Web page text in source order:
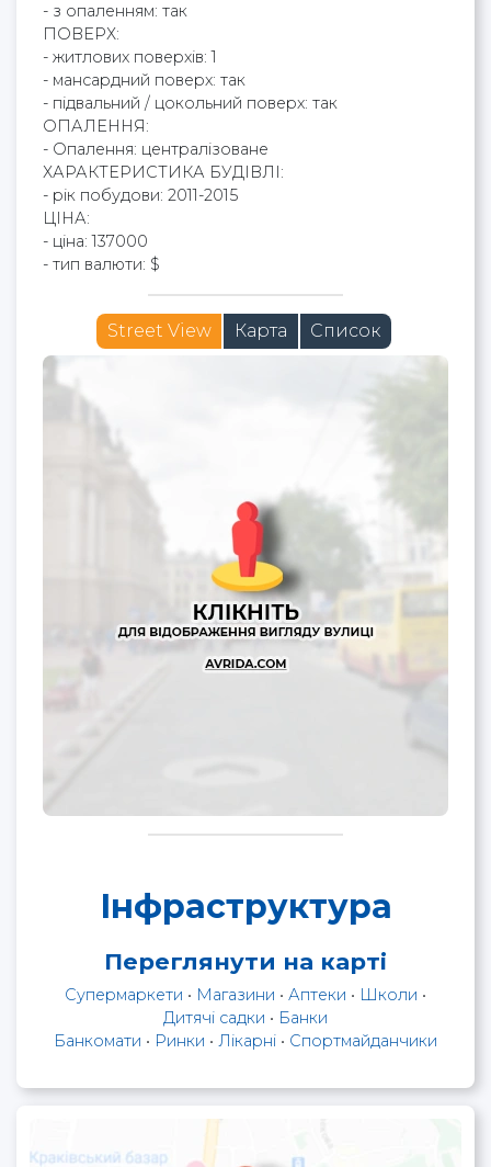
- з опаленням: так
ПОВЕРХ:
- житлових поверхів: 1
- мансардний поверх: так
- підвальний / цокольний поверх: так
ОПАЛЕННЯ:
- Опалення: централізоване
ХАРАКТЕРИСТИКА БУДІВЛІ:
- рік побудови: 2011-2015
ЦІНА:
- ціна: 137000
- тип валюти: $
Street View Карта Список
Інфраструктура
Переглянути на карті
Супермаркети • Магазини • Аптеки • Школи •
Дитячі садки • Банки
Банкомати • Ринки • Лікарні • Спортмайданчики